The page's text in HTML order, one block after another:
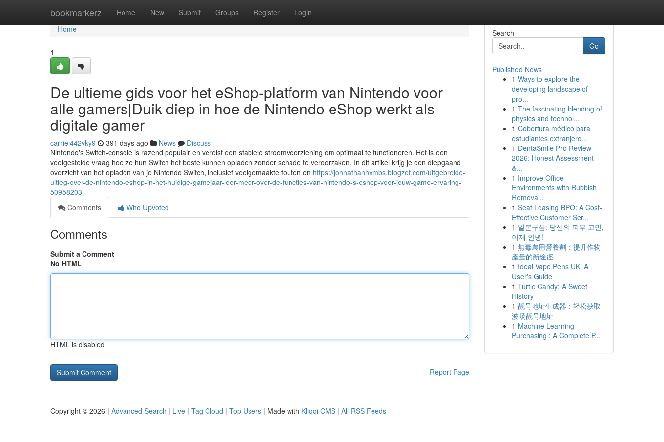
bookmarkerz Home New Submit Groups Register Login
Home
Home
1
De ultieme gids voor het eShop-platform van Nintendo voor
alle gamers|Duik diep in hoe de Nintendo eShop werkt als
digitale gamer
carriei442vky9 391 days ago News
Discuss
Nintendo's Switch-console is razend populair en vereist een stabiele stroomvoorziening om optimaal te functioneren. Het is een
veelgestelde vraag hoe ze hun Switch het beste kunnen opladen zonder schade te veroorzaken. In dit artikel krijg je een diepgaand
overzicht van het opladen van je Nintendo Switch, inclusief veelgemaakte fouten en https://johnathanhxmbs.blogzet.com/uitgebreide-
uitleg-over-de-nintendo-eshop-in-het-huidige-gamejaar-leer-meer-over-de-functies-van-nintendo-s-eshop-voor-jouw-game-ervaring-
50958203
Comments
Who Upvoted
Comments
Submit a Comment
No HTML
HTML is disabled
Report Page
Search
Go
Published News
1 Ways to explore the
developing landscape of
pro...
1 The fascinating blending of
physics and technol...
1 Cobertura médico para
estudiantes extranjero...
1 DentaSmile Pro Review
2026: Honest Assessment
&...
1 Improve Office
Environments with Rubbish
Remova...
1 Seat Leasing BPO: A Cost-
Effective Customer Ser...
1 일본구심: 당신의 피부 고민,
이제 안녕!
1 無毒農用營養劑：提升作物
產量的新途徑
1 Ideal Vape Pens UK: A
User's Guide
1 Turtle Candy: A Sweet
History
1 靓号地址生成器：轻松获取
波场靓号地址
1 Machine Learning
Purchasing : A Complete P...
Copyright © 2026 | Advanced Search | Live | Tag Cloud | Top Users | Made with Kliqqi CMS | All RSS Feeds